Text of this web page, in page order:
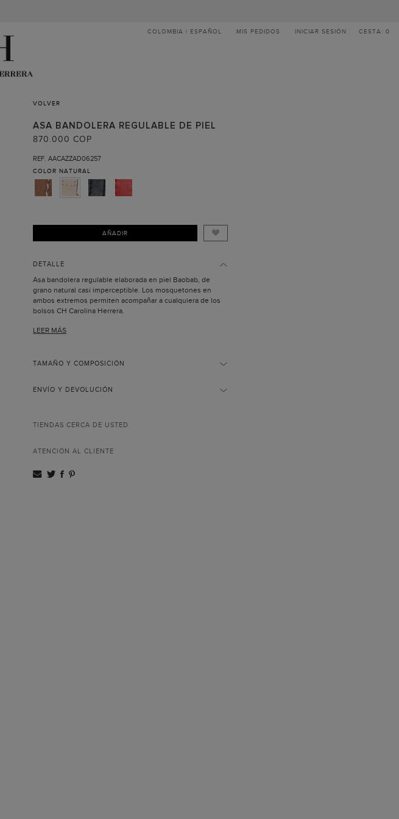
COLOMBIA | ESPAÑOL MIS PEDIDOS INICIAR SESIÓN CESTA: 0
VOLVER
ASA BANDOLERA REGULABLE DE PIEL
870.000 COP
REF. AACAZZAD06257
COLOR NATURAL
AÑADIR
DETALLE
Asa bandolera regulable elaborada en piel Baobab, de
grano natural casi imperceptible. Los mosquetones en
ambos extremos permiten acompañar a cualquiera de los
bolsos CH Carolina Herrera.
Pespuntes y lujado realizados artesanalmente.
nuestros productos son de origen europeo.
LEER MÁS
TAMAÑO Y COMPOSICIÓN
ENVÍO Y DEVOLUCIÓN
TIENDAS CERCA DE USTED
ATENCIÓN AL CLIENTE